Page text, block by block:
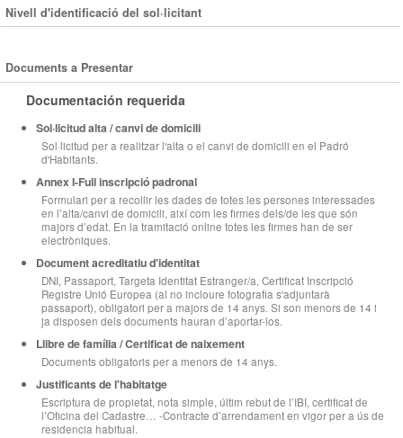
Nivell d'identificació del sol·licitant
Documents a Presentar
Documentación requerida
Sol·licitud alta / canvi de domicili
Sol·licitud per a realitzar l'alta o el canvi de domicili en el Padró
d'Habitants.
Annex I-Full inscripció padronal
Formulari per a recollir les dades de totes les persones interessades
en l’alta/canvi de domicili, així com les firmes dels/de les que són
majors d’edat. En la tramitació online totes les firmes han de ser
electròniques.
Document acreditatiu d'identitat
DNI, Passaport, Targeta Identitat Estranger/a, Certificat Inscripció
Registre Unió Europea (al no incloure fotografia s'adjuntarà
passaport), obligatori per a majors de 14 anys. Si son menors de 14 i
ja disposen dels documents hauran d’aportar-los.
Llibre de família / Certificat de naixement
Documents obligatoris per a menors de 14 anys.
Justificants de l'habitatge
Escriptura de propietat, nota simple, últim rebut de l’IBI, certificat de
l’Oficina del Cadastre… -Contracte d’arrendament en vigor per a ús de
residencia habitual.